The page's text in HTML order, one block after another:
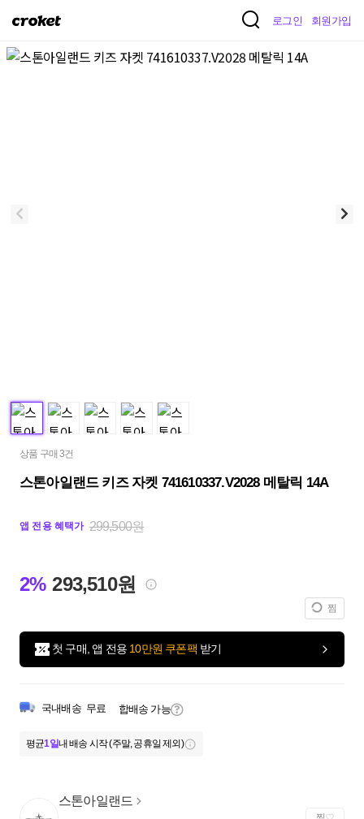
크
켓
로그인 회원가입
상품 구매 3건
스톤아일랜드 키즈 자켓 741610337.V2028 메탈릭 14A
앱 전용 혜택가 299,500원
2% 293,510원
찜
첫 구매, 앱 전용 10만원 쿠폰팩 받기
국내배송 무료 합배송 가능
평균1일내 배송 시작 (주말, 공휴일 제외)
스톤아일랜드